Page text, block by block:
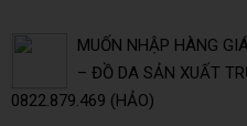
MUỐN NHẬP HÀNG
– ĐỒ DA SẢN XUẤT
0822.879.469 (HẢO)